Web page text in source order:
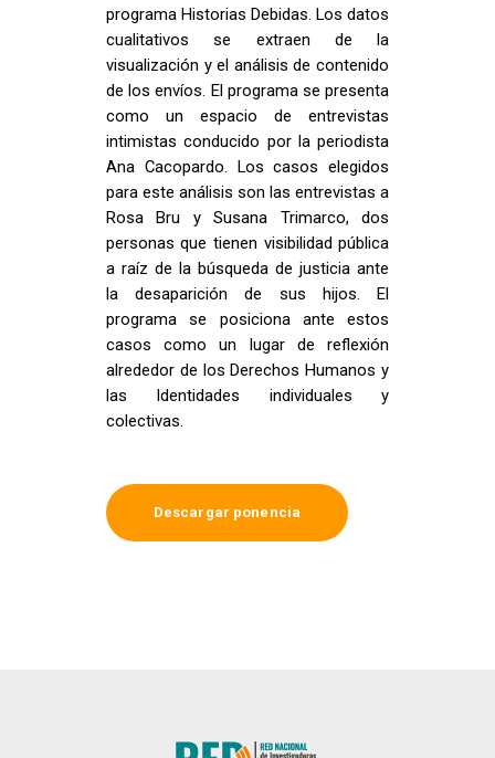
programa Historias Debidas. Los datos
cualitativos se extraen de la
visualización y el análisis de contenido
de los envíos. El programa se presenta
como un espacio de entrevistas
intimistas conducido por la periodista
Ana Cacopardo. Los casos elegidos
para este análisis son las entrevistas a
Rosa Bru y Susana Trimarco, dos
personas que tienen visibilidad pública
a raíz de la búsqueda de justicia ante
la desaparición de sus hijos. El
programa se posiciona ante estos
casos como un lugar de reflexión
alrededor de los Derechos Humanos y
las Identidades individuales y
colectivas.
Descargar ponencia